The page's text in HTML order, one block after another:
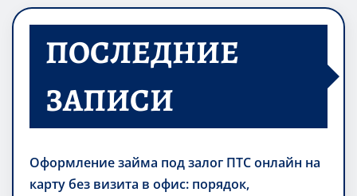
ПОСЛЕДНИЕ
ЗАПИСИ
Оформление займа под залог ПТС онлайн на
карту без визита в офис: порядок,